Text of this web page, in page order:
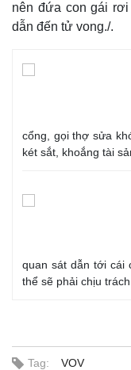
nên đứa con gái
dẫn đến tử vong./.
cổng, gọi thợ sửa
két sắt, khoắng tài
quan sát dẫn tới cái
thể sẽ phải chịu
Tag: VOV